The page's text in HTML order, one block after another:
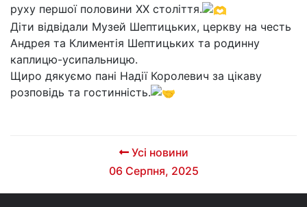
руху першої половини XX століття.
Діти відвідали Музей Шептицьких, церкву на честь
Андрея та Климентія Шептицьких та родинну
каплицю-усипальницю.
Щиро дякуємо пані Надії Королевич за цікаву
розповідь та гостинність.
Усі новини
06 Серпня, 2025